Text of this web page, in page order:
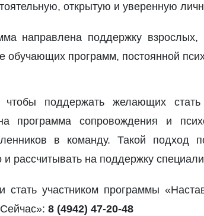
открытую и уверенную
направлена поддержку
обучающих программ, постоянной
поддержать желающих
программа сопровождения и
в команду. Такой подход
рассчитывать на поддержку
участником программы
8 (4942) 47-20-48